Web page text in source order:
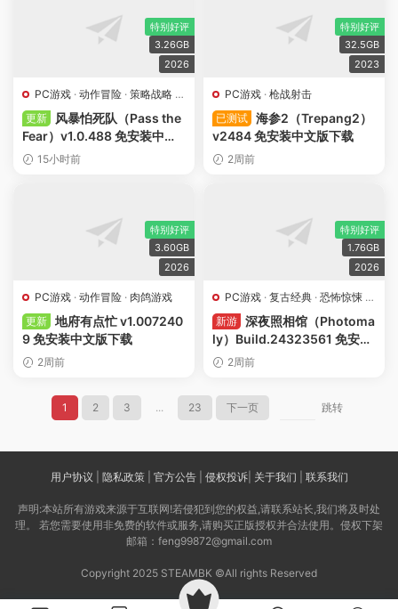
特别好评
3.26GB
2026
PC游戏 · 动作冒险 · 策略战略 ·
肉鸽游戏· 角色扮演
更新
风暴怕死队（Pass the
Fear）v1.0.488 免安装中文
版下载
15小时前
特别好评
32.5GB
2023
PC游戏 · 枪战射击
已测试 海参2（Trepang2）
v2484 免安装中文版下载
2周前
特别好评
3.60GB
2026
PC游戏 · 动作冒险 · 肉鸽游戏
更新 地府有点忙 v1.007240
9 免安装中文版下载
2周前
特别好评
1.76GB
2026
PC游戏 · 复古经典 · 恐怖惊悚 ·
模拟经营
新游 深夜照相馆（Photoma
ly）Build.24323561 免安装
中文版下载
2周前
1 2 3 ... 23 下一页 跳转
用户协议 隐私政策| 官方公告| 侵权投诉| 关于我们 联系我们
声明:本站所有游戏来源于互联网!若侵犯到您的权益,请联系站长,我们将及时处
理。 若您需要使用非免费的软件或服务,请购买正版授权并合法使用。侵权下架
邮箱：feng99872@gmail.com
Copyright 2025 STEAMBK ©All rights Reserved